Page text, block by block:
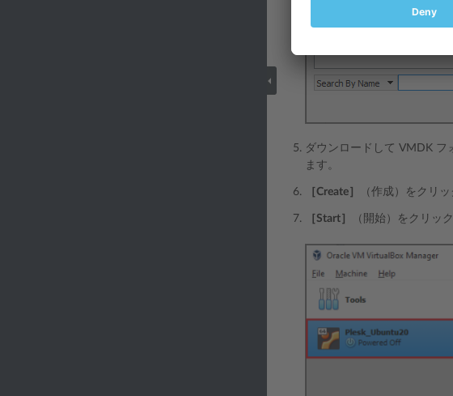
ダウンロードして VMDK フ
ます。
［Create］ （作成）をクリッ
［Start］ （開始）をクリッ